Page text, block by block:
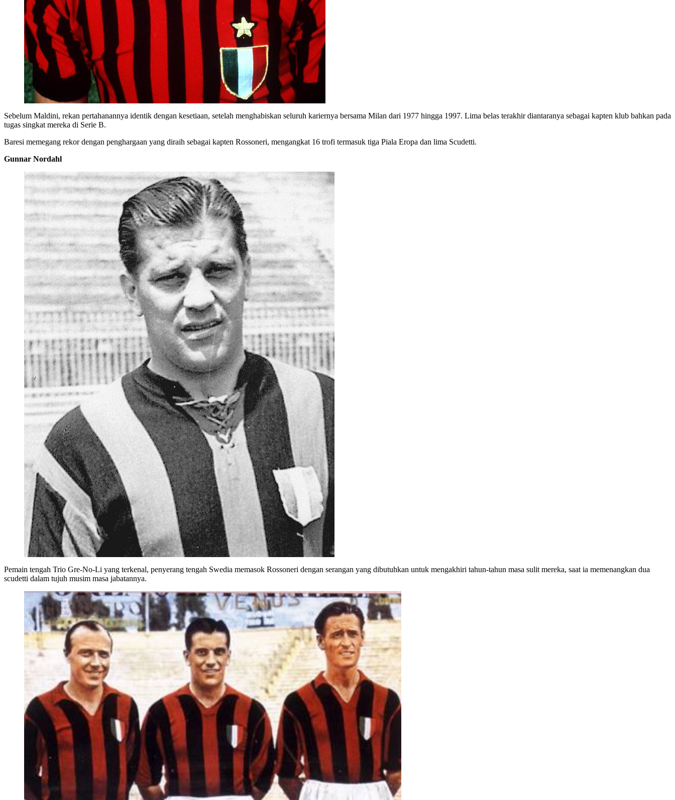
Sebelum Maldini, rekan pertahanannya identik dengan kesetiaan, setelah menghabiskan seluruh kariernya bersama Milan dari 1977 hingga 1997. Lima belas terakhir diantaranya sebagai kapten klub bahkan pada
tugas singkat mereka di Serie B.
Baresi memegang rekor dengan penghargaan yang diraih sebagai kapten Rossoneri, mengangkat 16 trofi termasuk tiga Piala Eropa dan lima Scudetti.
Gunnar Nordahl
Pemain tengah Trio Gre-No-Li yang terkenal, penyerang tengah Swedia memasok Rossoneri dengan serangan yang dibutuhkan untuk mengakhiri tahun-tahun masa sulit mereka, saat ia memenangkan dua
scudetti dalam tujuh musim masa jabatannya.